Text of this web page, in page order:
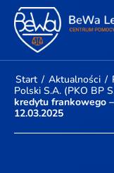
Start / Aktualności /
Polski S.A. (PKO BP
kredytu frankowego
12.03.2025